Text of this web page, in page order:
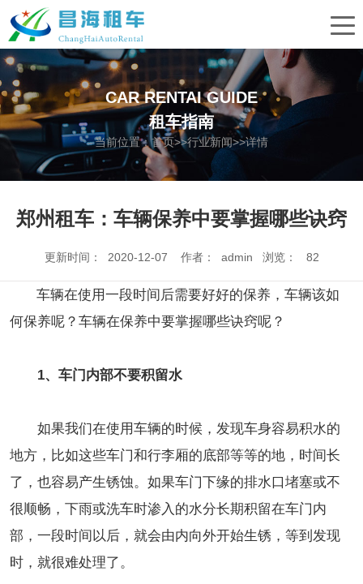
CAR RENTAI GUIDE
租车指南
当前位置：首页>>行业新闻>>详情
郑州租车：车辆保养中要掌握哪些诀窍
更新时间： 2020-12-07 作者： admin 浏览： 82
车辆在使用一段时间后需要好好的保养，车辆该如
何保养呢？车辆在保养中要掌握哪些诀窍呢？
1、车门内部不要积留水
如果我们在使用车辆的时候，发现车身容易积水的
地方，比如这些车门和行李厢的底部等等的地，时间长
了，也容易产生锈蚀。如果车门下缘的排水口堵塞或不
很顺畅，下雨或洗车时渗入的水分长期积留在车门内
部，一段时间以后，就会由内向外开始生锈，等到发现
时，就很难处理了。